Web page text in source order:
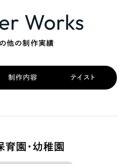
Works
他の制作実績
制作内容 テイスト
育園・幼稚園